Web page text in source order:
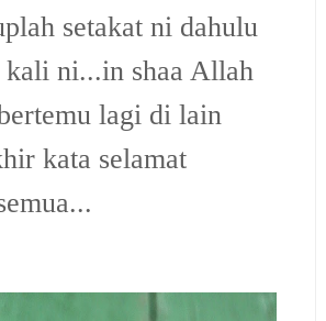
setakat ni dahulu
kali ni...in shaa Allah
lagi di lain
kata selamat